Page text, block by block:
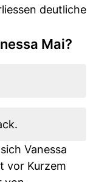
deutliche
Mai?
Vanessa
vor Kurzem